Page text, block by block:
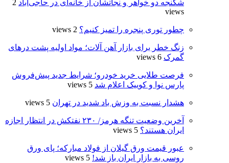
شکنجه دو خواهر و نجاتشان از خانه‌ای در حاجی‌آباد 2
views
چطور توری پنجره را تمیز کنیم؟ 2 views
زنگ خطر برای بازار آهن آلات؛ مواد اولیه پشت درهای
گمرک 6 views
فرصت طلایی خرید خودرو؛ شرایط جدید پیش‌فروش
پارس نوا و کوییک اعلام شد 5 views
هشدار نسبت به وزش باد شدید در تهران 5 views
آخرین وضعیت تنگه هرمز/ ۲۳۰ نفتکش در انتظار اجازه
ایران هستند؟ 5 views
عبور قیمت ورق گیلان از فولاد مبارکه؛ پای ورق
روسی به بازار ایران باز شد! 5 views